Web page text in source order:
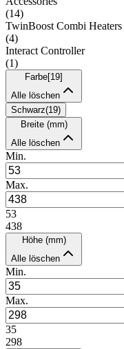
(14)
TwinBoost Combi Heaters
(4)
Interact Controller
(1)
Farbe[19]
Alle löschen
Schwarz(19)
Breite (mm)
Alle löschen
Min.
Max.
53
438
Höhe (mm)
Alle löschen
Min.
Max.
35
298